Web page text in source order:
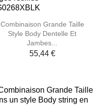
Combinaison Grande Taille
Style Body Dentelle Et
Jambes...
55,44 €